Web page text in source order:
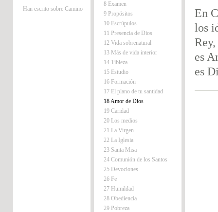
Han escrito sobre Camino
8 Examen
9 Propósitos
10 Escrúpulos
11 Presencia de Dios
12 Vida sobrenatural
13 Más de vida interior
14 Tibieza
15 Estudio
16 Formación
17 El plano de tu santidad
18 Amor de Dios
19 Caridad
20 Los medios
21 La Virgen
22 La Iglesia
23 Santa Misa
24 Comunión de los Santos
25 Devociones
26 Fe
27 Humildad
28 Obediencia
29 Pobreza
En
los
Rey,
es
es